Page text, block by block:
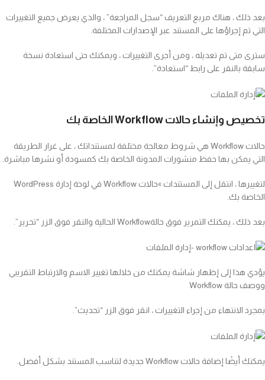
بعد ذلك ، هناك مربع التعريف “سجل المراجعة” ، والذي يعرض جميع التغييرات
التي تم إجراؤها على المستند عبر الإصدارات المختلفة.
سترى متى تم تعديله ، ومن أجرى التغييرات ، ويمكنك حتى استعادة نسخة
سابقة بالنقر على رابط “استعادة”.
تخصيص وإنشاء حالات Workflow الخاصة بك
حالات Workflow هي شروط معالجة مختلفة لمستنداتك ، على غرار الطريقة
التي يمكن بها حفظ منشورات المدونة الخاصة بك كمسودة أو نشرها مباشرة.
لتغييرها ، انتقل إلى المستندات »حالات Workflow في لوحة إدارة WordPress
الخاصة بك.
بعد ذلك ، يمكنك التمرير فوق حالةWorkflow الحالية والنقر فوق الزر “تحرير”.
يؤدي هذا إلى إظهار شاشة يمكنك من خلالها تغيير الاسم والارتباط التقريبي
ووصف حالة Workflow
بمجرد الانتهاء من إجراء التغييرات ، انقر فوق الزر “تحديث”.
يمكنك أيضًا إضافة حالات Workflow جديدة لتناسب المستند بشكل أفضل.